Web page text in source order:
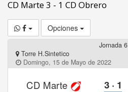
CD Marte 3 - 1 CD Obrero
Opciones
Jornada 6
Torre H.Sintetico
Domingo, 15 de Mayo de 2022
CD Marte 3 · 1